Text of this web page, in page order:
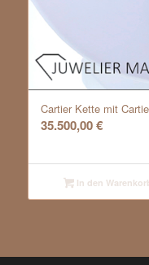
Cartier Kette mit
35.500,00€
In den